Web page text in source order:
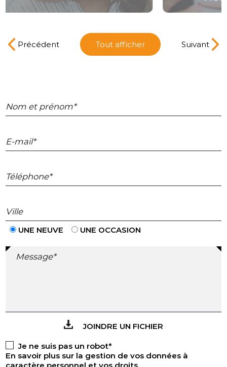
Précédent Tout afficher Suivant
Nom et prénom*
E-mail*
Téléphone*
Ville
UNE NEUVE UNE OCCASION
Message*
JOINDRE UN FICHIER
Je ne suis pas un robot*
En savoir plus sur la gestion de vos données à